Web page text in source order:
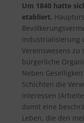
Um 1840 hatte
etabliert.
Industrialisierung
Vereinswesens zu
bürgerliche
Neben
Schichten die
Interessen
damit eine
Leben, die den